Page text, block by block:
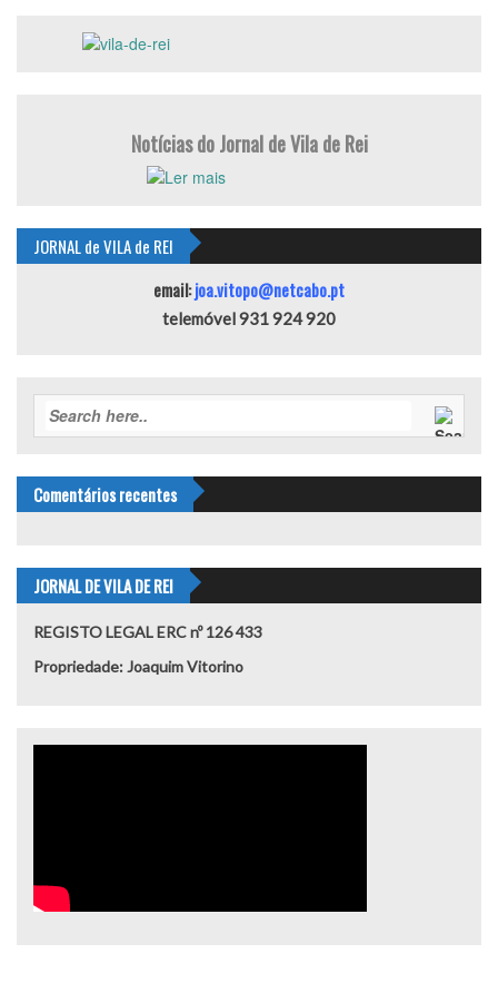
Notícias do Jornal de Vila de Rei
JORNAL de VILA de REI
email:joa.vitopo@netcabo.pt
telemóvel 931 924 920
Comentários recentes
JORNAL DE VILA DE REI
REGISTO LEGAL ERC nº 126 433
Propriedade: Joaquim Vitorino